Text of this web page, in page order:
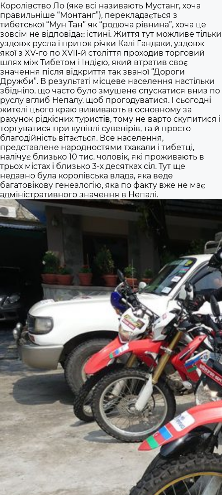
Королівство Ло (яке всі називають Мустанг, хоча
правильніше “Монтанг”), перекладається з
тибетської “Мун Тан” як “родюча рівнина”, хоча це
зовсім не відповідає істині. Життя тут можливе тільки
уздовж русла і приток річки Калі Гандаки, уздовж
якої з XV-го по XVII-й століття проходив торговий
шлях між Тибетом і Індією, який втратив своє
значення після відкриття так званої “Дороги
Дружби”. В результаті місцеве населення настільки
збідніло, що часто було змушене спускатися вниз по
руслу вглиб Непалу, щоб прогодуватися. І сьогодні
жителі цього краю виживають в основному за
рахунок рідкісних туристів, тому не варто скупитися і
торгуватися при купівлі сувенірів, та й просто
благодійність вітається. Все населення,
представлене народностями тхакали і тибетці,
налічує близько 10 тис. чоловік, які проживають в
трьох містах і близько 3-х десятках сіл. Тут ще
недавно була королівська влада, яка веде
багатовікову генеалогію, яка по факту вже не має
адміністративного значення в Непалі.